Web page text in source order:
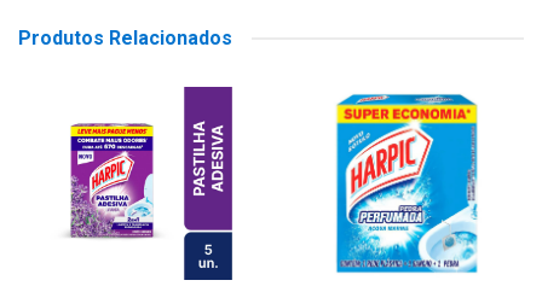
Produtos Relacionados